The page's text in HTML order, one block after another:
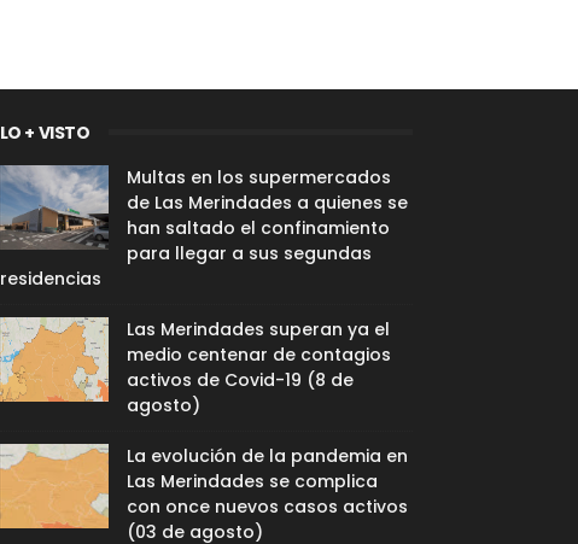
LO + VISTO
Multas en los supermercados
de Las Merindades a quienes se
han saltado el confinamiento
para llegar a sus segundas
residencias
Las Merindades superan ya el
medio centenar de contagios
activos de Covid-19 (8 de
agosto)
La evolución de la pandemia en
Las Merindades se complica
con once nuevos casos activos
(03 de agosto)